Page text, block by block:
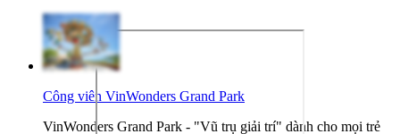
Công viên VinWonders Grand Park
VinWonders Grand Park - "Vũ trụ giải trí" dành cho mọi trẻ